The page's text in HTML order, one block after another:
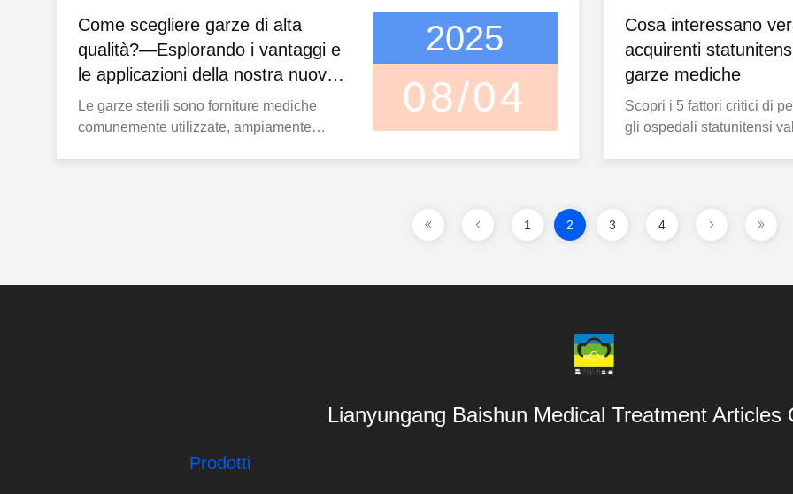
materiali per medicazioni. Tra questi, le
medicazioni opzionali ai raggi X offrono un
ulteriore ...
medico è diventata
medicazioni in cotone al
loro eccellente
Come scegliere garze di alta
qualità?—Esplorando i vantaggi e
le applicazioni della nostra nuova
linea di produzione
Le garze sterili sono forniture mediche
comunemente utilizzate, ampiamente
2025
08/04
Cosa interessano
acquirenti
garze mediche
Scopri i 5 fattori critici di
gli ospedali statunitensi
riforniscono di rotoli di
1 2 3 4
Lianyungang Baishun Medical Treatment Articles
Prodotti